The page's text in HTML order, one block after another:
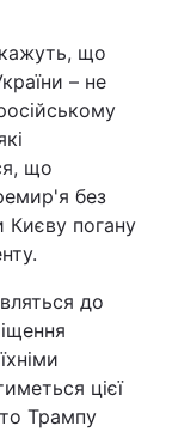
що
– не
що
без
Києву погану
до
цієї
Трампу